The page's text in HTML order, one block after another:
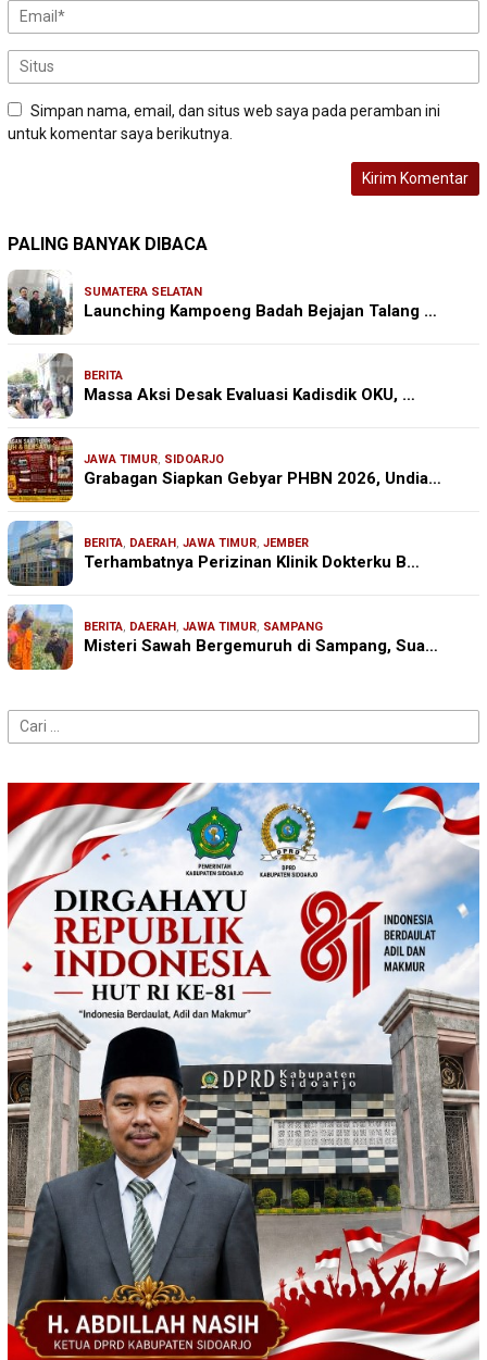
Simpan nama, email, dan situs web saya pada peramban ini
untuk komentar saya berikutnya.
PALING BANYAK DIBACA
SUMATERA SELATAN
Launching Kampoeng Badah Bejajan Talang …
BERITA
Massa Aksi Desak Evaluasi Kadisdik OKU, …
JAWA TIMUR, SIDOARJO
Grabagan Siapkan Gebyar PHBN 2026, Undia…
BERITA, DAERAH, JAWA TIMUR, JEMBER
Terhambatnya Perizinan Klinik Dokterku B…
BERITA, DAERAH, JAWA TIMUR, SAMPANG
Misteri Sawah Bergemuruh di Sampang, Sua…
Cari
untuk: